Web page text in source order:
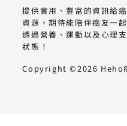
提供實用、豐富的資訊給
資源，期待能陪伴癌友一
透過營養、運動以及心理
狀態！
Copyright ©2026 Heho